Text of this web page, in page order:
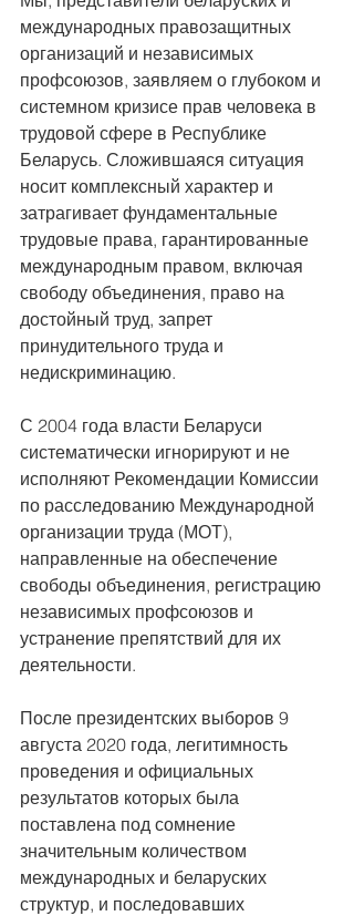
международных правозащитных
организаций и независимых
профсоюзов, заявляем о глубоком и
системном кризисе прав человека в
трудовой сфере в Республике
Беларусь. Сложившаяся ситуация
носит комплексный характер и
затрагивает фундаментальные
трудовые права, гарантированные
международным правом, включая
свободу объединения, право на
достойный труд, запрет
принудительного труда и
недискриминацию.
С 2004 года власти Беларуси
систематически игнорируют и не
исполняют Рекомендации Комиссии
по расследованию Международной
организации труда (МОТ),
направленные на обеспечение
свободы объединения, регистрацию
независимых профсоюзов и
устранение препятствий для их
деятельности.
После президентских выборов 9
августа 2020 года, легитимность
проведения и официальных
результатов которых была
поставлена под сомнение
значительным количеством
международных и беларуских
структур, и последовавших